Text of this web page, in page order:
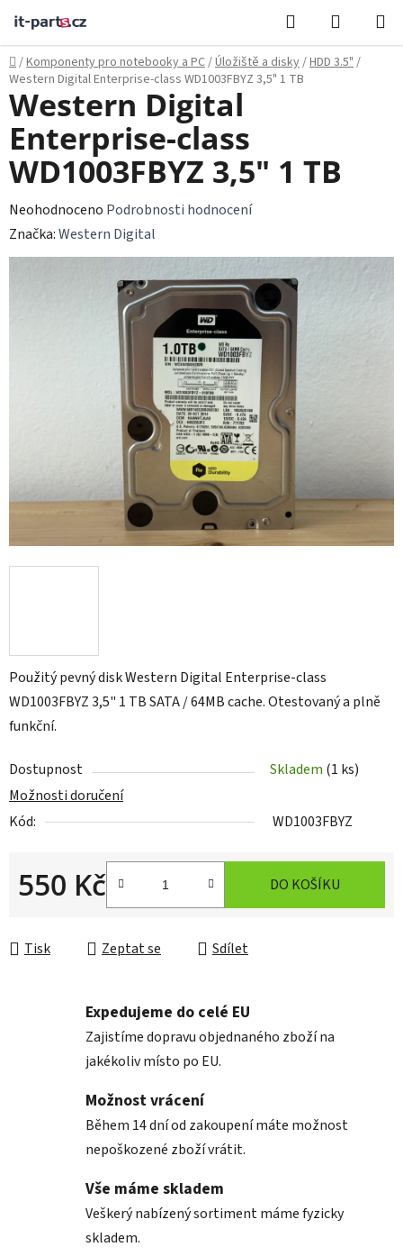
obsah
Hledat
KOŠÍK
Domů
/Komponenty pro notebooky a PC/Úložiště a disky/HDD 3.5"/
Western Digital Enterprise-class WD1003FBYZ 3,5" 1 TB
Použitý pevný disk Western Digital Enterprise-class
WD1003FBYZ 3,5" 1 TB SATA / 64MB cache. Otestovaný a plně
funkční.
Dostupnost Skladem (1 ks)
Možnosti doručení
Kód:
WD1003FBYZ
550 Kč DO KOŠÍKU
Tisk Zeptat se Sdílet
Western Digital
Enterprise-class
WD1003FBYZ 3,5" 1 TB
Průměrné
hodnocení
produktu
Neohodnoceno Podrobnosti hodnocení
Značka:Western Digital
Expedujeme do celé EU
Zajistíme dopravu objednaného zboží na
jakékoliv místo po EU.
Možnost vrácení
Během 14 dní od zakoupení máte možnost
nepoškozené zboží vrátit.
Vše máme skladem
Veškerý nabízený sortiment máme fyzicky
skladem.